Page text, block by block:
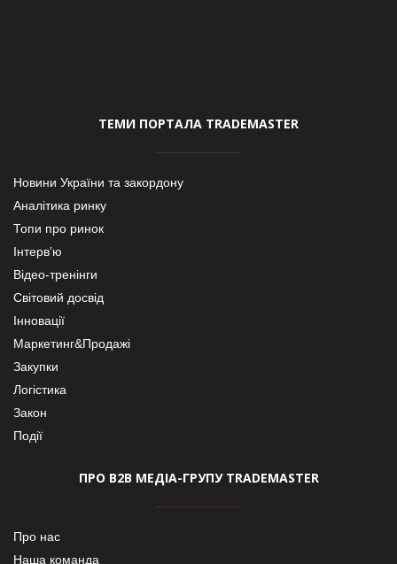
ТЕМИ ПОРТАЛА TRADEMASTER
Новини України та закордону
Аналітика ринку
Топи про ринок
Інтерв’ю
Відео-тренінги
Світовий досвід
Інновації
Маркетинг&Продажі
Закупки
Логістика
Закон
Події
ПРО В2В МЕДІА-ГРУПУ TRADEMASTER
Про нас
Наша команда